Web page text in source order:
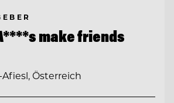
make friends
Österreich